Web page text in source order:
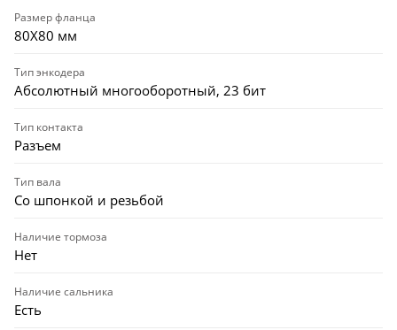
Размер фланца
80X80 мм
Тип энкодера
Абсолютный многооборотный, 23 бит
Тип контакта
Разъем
Тип вала
Со шпонкой и резьбой
Наличие тормоза
Нет
Наличие сальника
Есть